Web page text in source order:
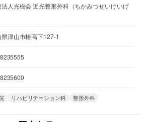
人光樹会 近光整形外科（ちかみつせいけいげ
県津山市椿高下127-1
リハビリテーション科 整形外科